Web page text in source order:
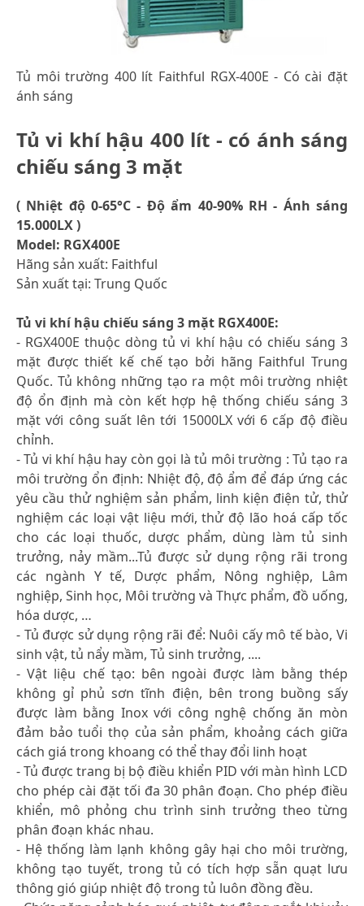
Tủ môi trường 400 lít Faithful RGX-400E - Có cài đặt
ánh sáng
Tủ vi khí hậu 400 lít - có ánh sáng
chiếu sáng 3 mặt
( Nhiệt độ 0-65°C - Độ ẩm 40-90% RH - Ánh sáng
15.000LX )
Model: RGX400E
Hãng sản xuất: Faithful
Sản xuất tại: Trung Quốc
Tủ vi khí hậu chiếu sáng 3 mặt RGX400E:
- RGX400E thuộc dòng tủ vi khí hậu có chiếu sáng 3
mặt được thiết kế chế tạo bởi hãng Faithful Trung
Quốc. Tủ không những tạo ra một môi trường nhiệt
độ ổn định mà còn kết hợp hệ thống chiếu sáng 3
mặt với công suất lên tới 15000LX với 6 cấp độ điều
chỉnh.
- Tủ vi khí hậu hay còn gọi là tủ môi trường : Tủ tạo ra
môi trường ổn định: Nhiệt độ, độ ẩm để đáp ứng các
yêu cầu thử nghiệm sản phẩm, linh kiện điện tử, thử
nghiệm các loại vật liệu mới, thử độ lão hoá cấp tốc
cho các loại thuốc, dược phẩm, dùng làm tủ sinh
trưởng, nảy mầm...Tủ được sử dụng rộng rãi trong
các ngành Y tế, Dược phẩm, Nông nghiệp, Lâm
nghiệp, Sinh học, Môi trường và Thực phẩm, đồ uống,
hóa dược, …
- Tủ được sử dụng rộng rãi để: Nuôi cấy mô tế bào, Vi
sinh vật, tủ nẩy mầm, Tủ sinh trưởng, ....
- Vật liệu chế tạo: bên ngoài được làm bằng thép
không gỉ phủ sơn tĩnh điện, bên trong buồng sấy
được làm bằng Inox với công nghệ chống ăn mòn
đảm bảo tuổi thọ của sản phẩm, khoảng cách giữa
cách giá trong khoang có thể thay đổi linh hoạt
- Tủ được trang bị bộ điều khiển PID với màn hình LCD
cho phép cài đặt tối đa 30 phân đoạn. Cho phép điều
khiển, mô phỏng chu trình sinh trưởng theo từng
phân đoạn khác nhau.
- Hệ thống làm lạnh không gây hại cho môi trường,
không tạo tuyết, trong tủ có tích hợp sẵn quạt lưu
thông gió giúp nhiệt độ trong tủ luôn đồng đều.